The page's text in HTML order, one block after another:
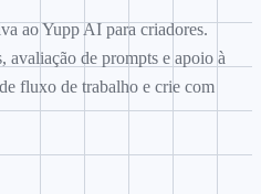
ao Yupp AI para criadores.
avaliação de prompts e apoio à
fluxo de trabalho e crie com